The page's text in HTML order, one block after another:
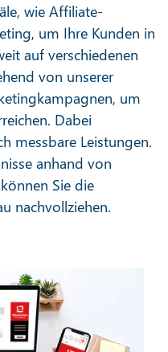
wie Affiliate-
um Ihre Kunden in
auf verschiedenen
von unserer
um
Dabei
messbare Leistungen.
anhand von
Sie die
nachvollziehen.